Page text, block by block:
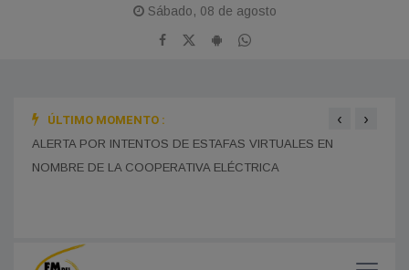
Sábado, 08 de agosto
ÚLTIMO MOMENTO :
ALERTA POR INTENTOS DE ESTAFAS VIRTUALES EN
NOMBRE DE LA COOPERATIVA ELÉCTRICA
MONES CAZÓN CELEBRA ESTE DOMINGO SUS 115 AÑOS
PASEO DEL CENTENARIO
‹ ›